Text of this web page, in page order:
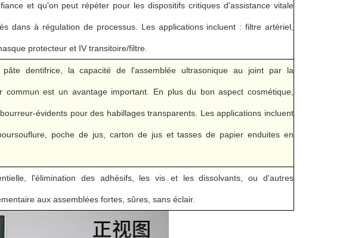
et qu'on peut répéter pour les dispositifs critiques d'assistance vitale
dans à régulation de processus. Les applications incluent : filtre artériel,
protecteur et IV transitoire/filtre.
dentifrice, la capacité de l'assemblée ultrasonique au joint par la
est un avantage important. En plus du bon aspect cosmétique,
évidents pour des habillages transparents. Les applications incluent
poche de jus, carton de jus et tasses de papier enduites en
l'élimination des adhésifs, les vis et les dissolvants, ou d'autres
aux assemblées fortes, sûres, sans éclair.